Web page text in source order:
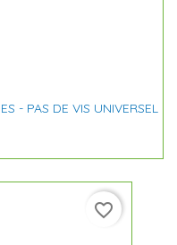
- PAS DE VIS UNIVERSEL
favorite_border